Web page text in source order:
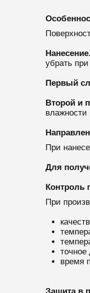
Нанесение.
убрать
Первый
Второй и
При
Для
Контроль
При
точное
время